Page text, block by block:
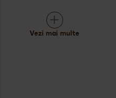
Vezi mai multe